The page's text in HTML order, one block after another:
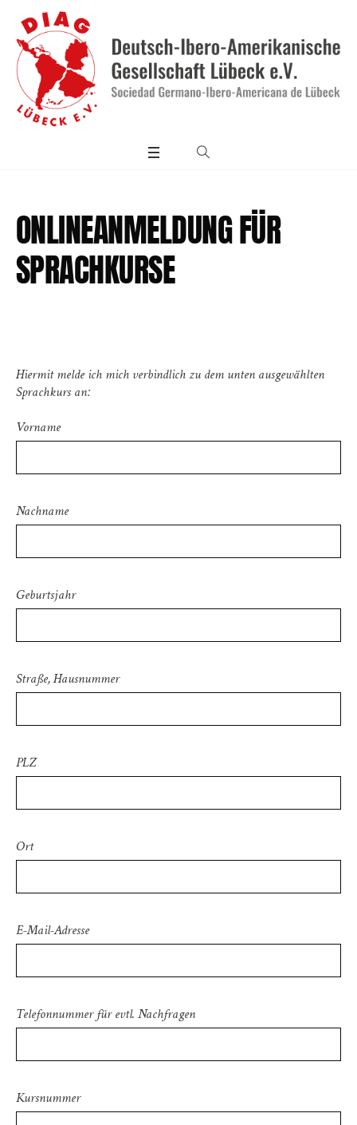
ONLINEANMELDUNG FÜR
SPRACHKURSE
Hiermit melde ich mich verbindlich zu dem unten ausgewählten
Sprachkurs an:
Vorname
Nachname
Geburtsjahr
Straße, Hausnummer
PLZ
Ort
E-Mail-Adresse
Telefonnummer für evtl. Nachfragen
Kursnummer